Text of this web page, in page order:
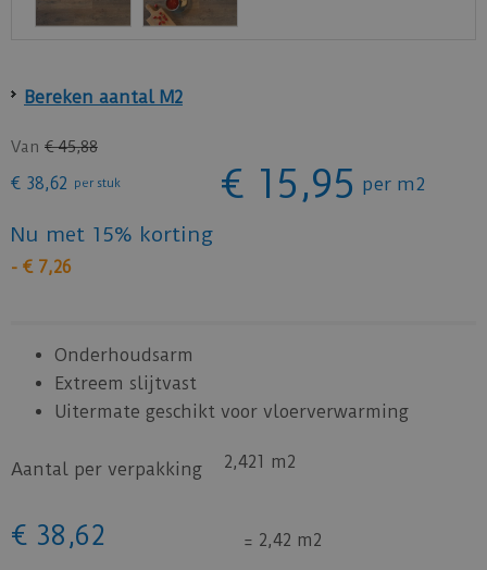
Bereken aantal M2
Van € 45,88
€ 38,62 per stuk € 15,95 per m2
Nu met 15% korting
- € 7,26
Onderhoudsarm
Extreem slijtvast
Uitermate geschikt voor vloerverwarming
Aantal per verpakking 2,421 m2
€ 38 ,62 = 2,42 m2